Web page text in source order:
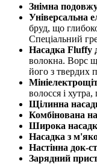
Знімна
Універсальна
бруд, що
Спеціальний
Насадка Fluffy
волокна. Ворс
його з твердих
волосся і
Щілинна
Комбінована
Широка
Насадка з
Настінна док-
Зарядний